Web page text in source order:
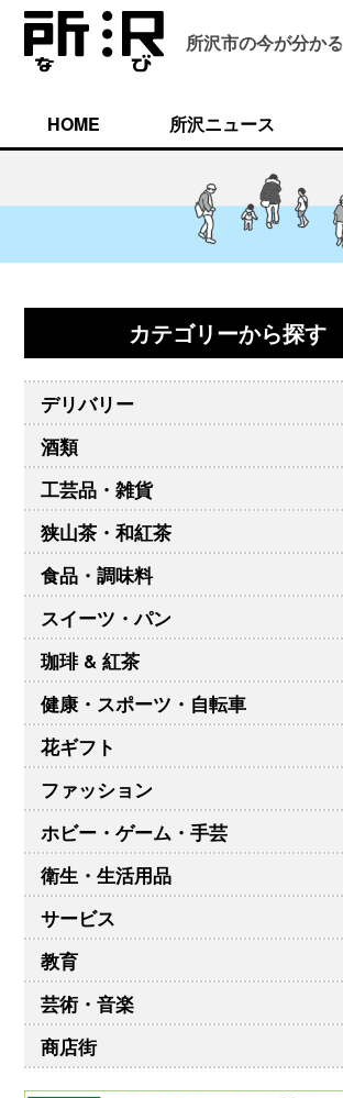
所沢市の今が分かる
HOME 所沢ニュース
カテゴリーから探す
デリバリー
酒類
工芸品・雑貨
狭山茶・和紅茶
食品・調味料
スイーツ・パン
珈琲 & 紅茶
健康・スポーツ・自転車
花ギフト
ファッション
ホビー・ゲーム・手芸
衛生・生活用品
サービス
教育
芸術・音楽
商店街